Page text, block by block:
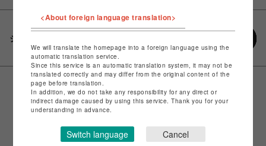
シェアする
<About foreign language translation>
We will translate the homepage into a foreign language using the
automatic translation service.
Since this service is an automatic translation system, it may not be
translated correctly and may differ from the original content of the
page before translation.
In addition, we do not take any responsibility for any direct or
indirect damage caused by using this service. Thank you for your
understanding in advance.
Switch language Cancel